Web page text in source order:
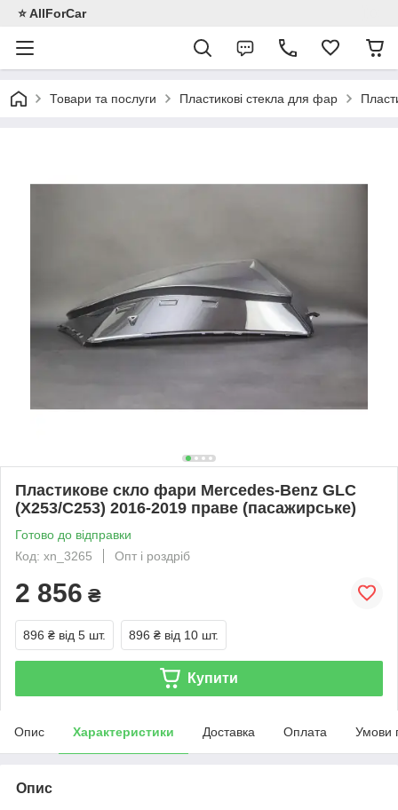
⭐️ AllForCar
Товари та послуги Пластикові стекла для фар
Пластикове скло фари Mercedes-Benz GLC
(X253/С253) 2016-2019 праве (пасажирське)
Готово до відправки
Код: xn_3265
Опт і роздріб
2 856 ₴
896 ₴ від 5 шт. 896 ₴ від 10 шт.
Купити
Опис Характеристики Доставка Оплата Умови
Опис